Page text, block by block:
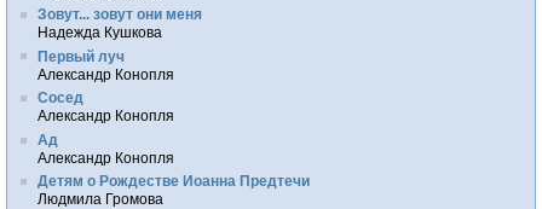
Зовут... зовут они меня
Надежда Кушкова
Первый луч
Александр Конопля
Сосед
Александр Конопля
Ад
Александр Конопля
Детям о Рождестве Иоанна Предтечи
Людмила Громова